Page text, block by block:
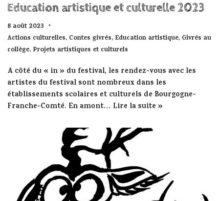
Education artistique et culturelle 2023
8 août 2023
Actions culturelles, Contes givrés, Education artistique, Givrés au
collège, Projets artistiques et culturels
A côté du « in » du festival, les rendez-vous avec les
artistes du festival sont nombreux dans les
établissements scolaires et culturels de Bourgogne-
Franche-Comté. En amont… Lire la suite »